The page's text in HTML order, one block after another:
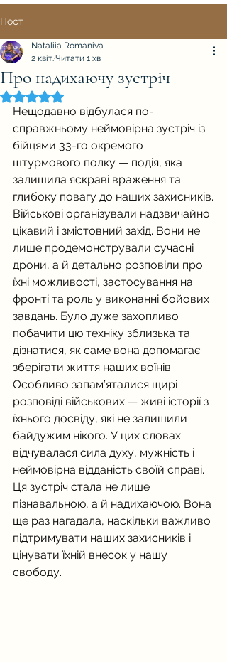
Пост
Про надихаючу зустріч
Nataliia Romaniva
2 квіт.Читати 1 хв
Оцінка: NaN з 5 зірок.
Нещодавно відбулася по-
справжньому неймовірна зустріч із
бійцями 33-го окремого
штурмового полку — подія, яка
залишила яскраві враження та
глибоку повагу до наших захисників.
Військові організували надзвичайно
цікавий і змістовний захід. Вони не
лише продемонстрували сучасні
дрони, а й детально розповіли про
їхні можливості, застосування на
фронті та роль у виконанні бойових
завдань. Було дуже захопливо
побачити цю техніку зблизька та
дізнатися, як саме вона допомагає
зберігати життя наших воїнів.
Особливо запам’яталися щирі
розповіді військових — живі історії з
їхнього досвіду, які не залишили
байдужим нікого. У цих словах
відчувалася сила духу, мужність і
неймовірна відданість своїй справі.
Ця зустріч стала не лише
пізнавальною, а й надихаючою. Вона
ще раз нагадала, наскільки важливо
підтримувати наших захисників і
цінувати їхній внесок у нашу
свободу.